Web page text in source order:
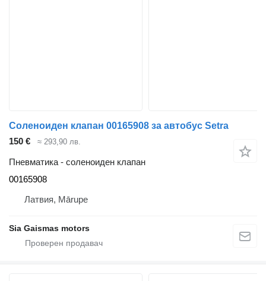
Соленоиден клапан 00165908 за автобус Setra
150 €
≈ 293,90 лв.
Пневматика - соленоиден клапан
00165908
Латвия, Mārupe
Sia Gaismas motors